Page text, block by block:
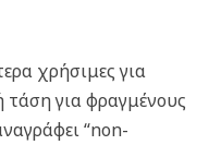
χρήσιμες για
για φραγμένους
“non-